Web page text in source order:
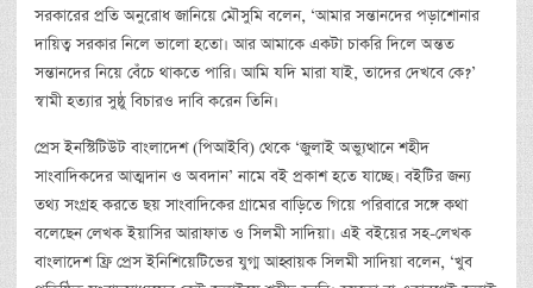
সরকারের প্রতি অনুরোধ জানিয়ে মৌসুমি বলেন, ‘আমার সন্তানদের পড়াশোনার
দায়িত্ব সরকার নিলে ভালো হতো। আর আমাকে একটা চাকরি দিলে অন্তত
সন্তানদের নিয়ে বেঁচে থাকতে পারি। আমি যদি মারা যাই, তাদের দেখবে কে?’
স্বামী হত্যার সুষ্ঠু বিচারও দাবি করেন তিনি।
প্রেস ইনস্টিটিউট বাংলাদেশ (পিআইবি) থেকে ‘জুলাই অভ্যুত্থানে শহীদ
সাংবাদিকদের আত্মদান ও অবদান’ নামে বই প্রকাশ হতে যাচ্ছে। বইটির জন্য
তথ্য সংগ্রহ করতে ছয় সাংবাদিকের গ্রামের বাড়িতে গিয়ে পরিবারে সঙ্গে কথা
বলেছেন লেখক ইয়াসির আরাফাত ও সিলমী সাদিয়া। এই বইয়ের সহ-লেখক
বাংলাদেশ ফ্রি প্রেস ইনিশিয়েটিভের যুগ্ম আহ্বায়ক সিলমী সাদিয়া বলেন, ‘খুব